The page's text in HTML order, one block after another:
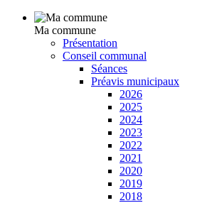
Ma commune
Présentation
Conseil communal
Séances
Préavis municipaux
2026
2025
2024
2023
2022
2021
2020
2019
2018